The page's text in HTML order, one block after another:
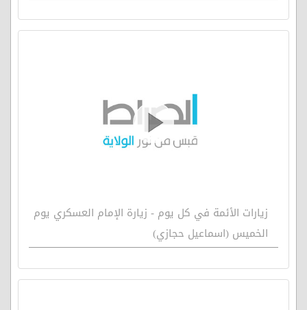
زيارات الأئمة في كل يوم - زيارة الإمام العسكري يوم
الخميس (اسماعيل حجازي)